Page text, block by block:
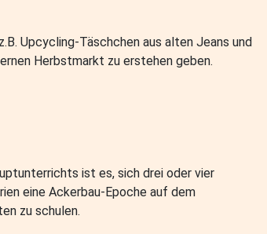
Upcycling-Täschchen aus alten Jeans und
Herbstmarkt zu erstehen geben.
ist es, sich drei oder vier
eine Ackerbau-Epoche auf dem
zu schulen.